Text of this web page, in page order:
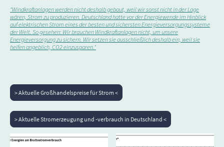
"Windkraftanlagen werden nicht deshalb gebaut, weil wir sonst nicht in der Lage
wären, Strom zu produzieren. Deutschland hatte vor der Energiewende im Hinblick
auf elektrischen Strom eines der besten und sichersten Energieversorgungssysteme
der Welt. So gesehen: Wir brauchen Windkraftanlagen nicht, um unsere
Energieversorgung zu sichern. Wir setzen sie ausschließlich deshalb ein, weil sie
helfen angeblich, CO2 einzusparen."
> Aktuelle Großhandelspreise für Strom <
> Aktuelle Stromerzeugung und -verbrauch in Deutschland <